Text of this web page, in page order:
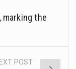
the
POST